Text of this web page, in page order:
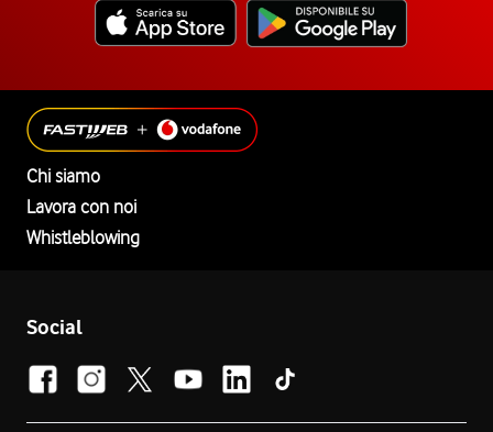
Chi siamo
Lavora con noi
Whistleblowing
Social